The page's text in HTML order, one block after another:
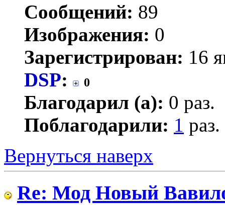
Сообщений: 89
Изображения: 0
Зарегистрирован: 16
DSP: 0
Благодарил (а): 0 раз.
Поблагодарили: 1 раз.
Вернуться наверх
Re: Мод Новый